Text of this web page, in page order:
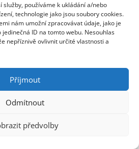
služby, používáme k ukládání a/nebo
technologie jako jsou soubory cookies.
nám umožní zpracovávat údaje, jako je
ID na tomto webu. Nesouhlas
nepříznivě ovlivnit určité vlastnosti a
Příjmout
Odmítnout
předvolby
2006 - 2025 | Webmaster: Tomáš
ha-vel |Webarchivováno
knihovnou ČR